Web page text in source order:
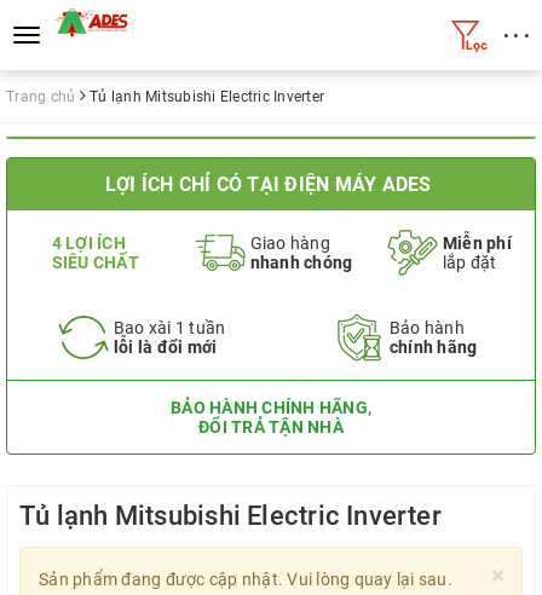
Toggle
navigation
• • •
Trang chủ Tủ lạnh Mitsubishi Electric Inverter
LỢI ÍCH CHỈ CÓ TẠI ĐIỆN MÁY ADES
4 LỢI ÍCH
SIÊU CHẤT
Giao hàng
nhanh chóng
Miễn phí
lắp đặt
Bao xài 1 tuần
lỗi là đổi mới
Bảo hành
chính hãng
BẢO HÀNH CHÍNH HÃNG,
ĐỔI TRẢ TẬN NHÀ
Tủ lạnh Mitsubishi Electric Inverter
×
Sản phẩm đang được cập nhật. Vui lòng quay lại sau.